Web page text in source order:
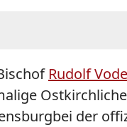
Rudolf
bei der